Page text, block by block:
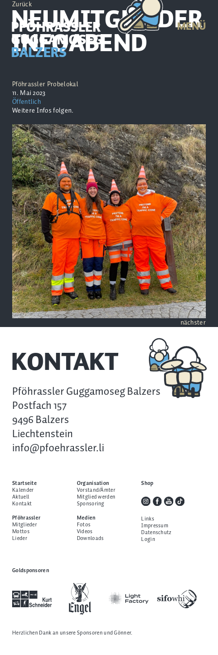
PFÖHRASSLER
GUGGAMOSEG
BALZERS
MENÜ
Zurück
NEUMITGLIEDER
INFOABEND
Pföhrassler Probelokal
11. Mai 2023
Öffentlich
Weitere Infos folgen.
nächster
KONTAKT
Pföhrassler Guggamoseg Balzers
Postfach 157
9496 Balzers
Liechtenstein
info@pfoehrassler.li
Startseite
Kalender
Aktuell
Kontakt
Pföhrassler
Mitglieder
Mottos
Lieder
Organisation
Vorstand/Ämter
Mitglied werden
Sponsoring
Medien
Fotos
Videos
Downloads
Shop
Links
Impressum
Datenschutz
Login
Goldsponsoren
Herzlichen Dank an unsereSponsoren und Gönner.